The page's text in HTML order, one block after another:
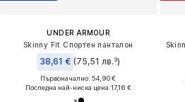
UNDER ARMOUR
Skinny Fit Спортен панталон
38,61 € (75,51 лв.³)
Първоначално: 54,90 €
Последна най-ниска цена:17,16 €